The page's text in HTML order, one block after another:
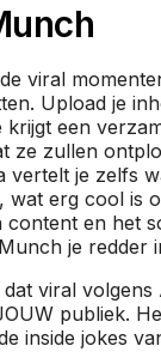
viral
Upload je
krijgt een
ze zullen
vertelt je zelfs
wat erg cool is
content en het
je redder
viral
publiek.
inside jokes